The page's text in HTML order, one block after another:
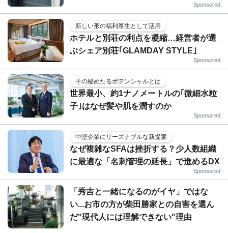
Sponsored
新しい形の福利厚生として活用
ホテルと別荘の利点を凝縮…経営者が選
ぶシェア別荘｢GLAMDAY STYLE｣
Sponsored
その秘めたるポテンシャルとは
世界最小、約1ナノメートルの｢微細水粒
子｣はなぜ髪や肌を潤すのか
Sponsored
中堅企業にリーズナブルな新提案
なぜ複雑なSFAは挫折する？少人数組織
に最適な「名刺管理の延長」で進めるDX
Sponsored
「秀吉と一緒になるのがイヤ」ではな
い...お市の方が柴田勝家との自害を選ん
だ"現代人には理解できない"理由